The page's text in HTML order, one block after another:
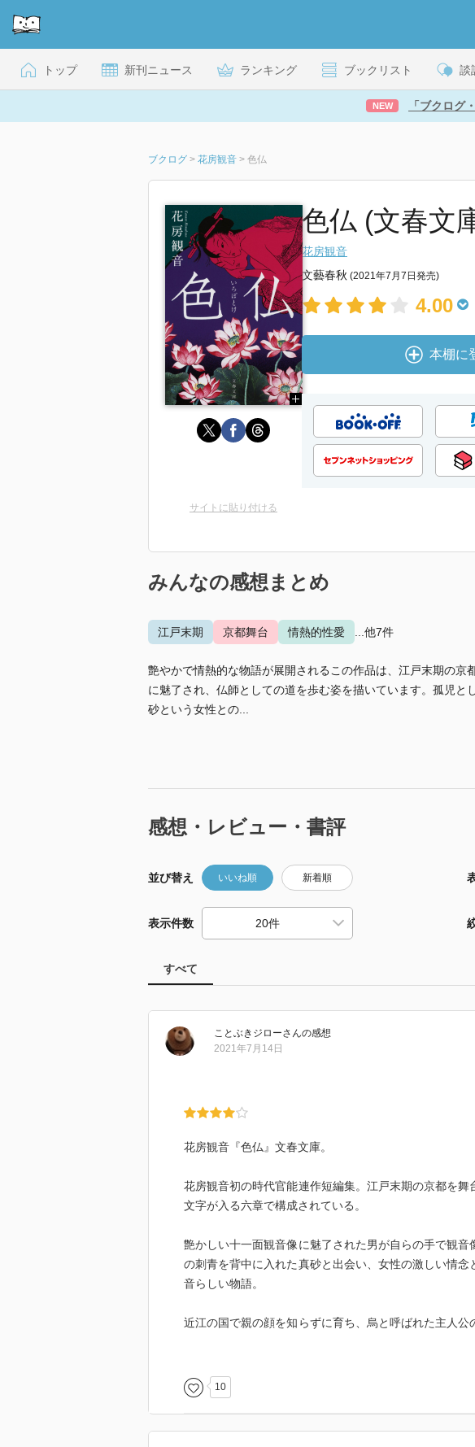
トップ 新刊ニュース ランキング ブックリスト 談
NEW 「ブクログ
ブクログ > 花房観音 > 色仏
色仏 (文春文
花房観音
文藝春秋 (2021年7月7日発売)
4.00
本棚に
サイトに貼り付ける
みんなの感想まとめ
江戸末期 京都舞台 情熱的性愛 ...他7件
艶やかで情熱的な物語が展開されるこの作品は、江戸末期の京
に魅了され、仏師としての道を歩む姿を描いています。孤児と
砂という女性との...
感想・レビュー・書評
並び替え いいね順 新着順
表示件数
すべて
ことぶきジローさんの感想
2021年7月14日
花房観音『色仏』文春文庫。
花房観音初の時代官能連作短編集。江戸末期の京都を
文字が入る六章で構成されている。
艶かしい十一面観音像に魅了された男が自らの手で観
の刺青を背中に入れた真砂と出会い、女性の激しい情念
音らしい物語。
近江の国で親の顔を知らずに育ち、烏と呼ばれた主人公
町の大業寺に向かわせる。やがて27歳を迎えた烏は真
一面観音を見て、仏門を捨てて仏師になる決意をする。
烏は猿吉の紹介で女性の生き写しの人形を作ることにな
10